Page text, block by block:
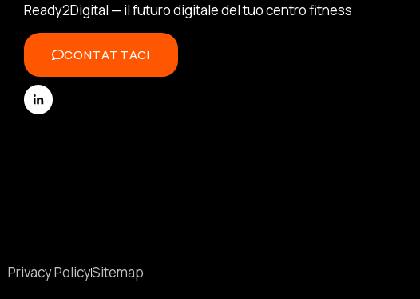
Ready2Digital — il futuro digitale del tuo centro fitness
CONTATTACI
Privacy PolicySitemap